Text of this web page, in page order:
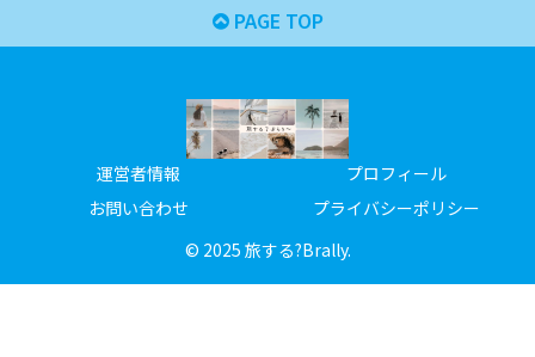
PAGE TOP
運営者情報
プロフィール
お問い合わせ
プライバシーポリシー
© 2025 旅する?Brally.